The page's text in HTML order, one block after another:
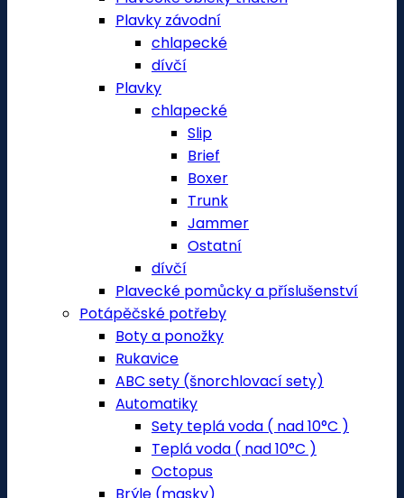
Plavky závodní
chlapecké
dívčí
Plavky
chlapecké
Slip
Brief
Boxer
Trunk
Jammer
Ostatní
dívčí
Plavecké pomůcky a příslušenství
Potápěčské potřeby
Boty a ponožky
Rukavice
ABC sety (šnorchlovací sety)
Automatiky
Sety teplá voda ( nad 10°C )
Teplá voda ( nad 10°C )
Octopus
Brýle (masky)